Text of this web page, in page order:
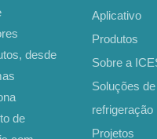
desde
de
Aplicativo
Produtos
Sobre a
Soluções
refrigeração
Projetos